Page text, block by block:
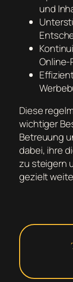
und
Online-
Diese
wichtiger
Betreuung
dabei, ihre
zu steigern
gezielt